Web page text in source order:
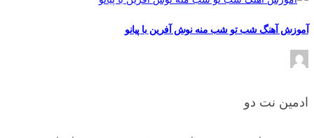
آموزش آهنگ شب تو شب منه نوش آفرین با پیانو
ادمین نت دو